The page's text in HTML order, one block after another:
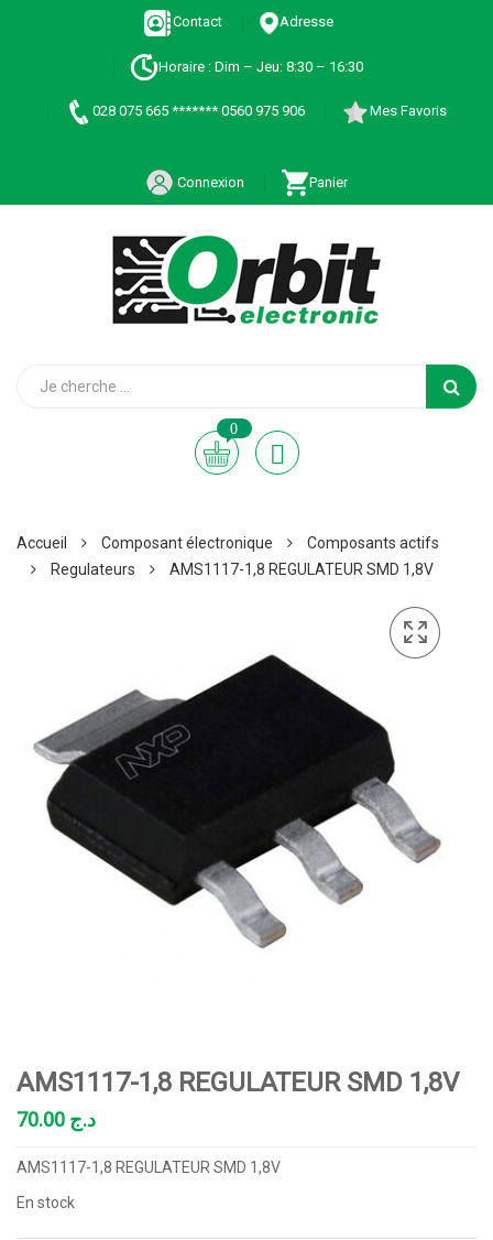
Contact Adresse
Horaire : Dim – Jeu: 8:30 – 16:30
028 075 665 ******* 0560 975 906 Mes Favoris
Connexion Panier
0
Accueil Composant électronique
Composants actifs
Regulateurs
AMS1117-1,8 REGULATEUR SMD 1,8V
AMS1117-1,8 REGULATEUR SMD 1,8V
د.ج
AMS1117-1,8 REGULATEUR SMD 1,8V
En stock